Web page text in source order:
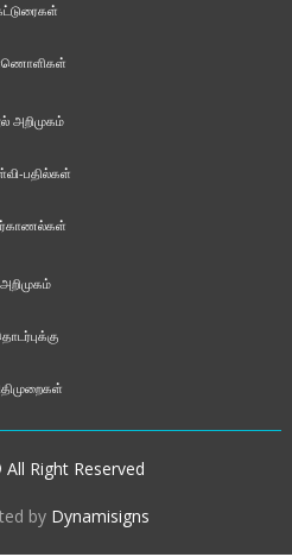
அறிமுகம்
பதில்கள்
அறிமுகம்
Right Reserved
by Dynamisigns